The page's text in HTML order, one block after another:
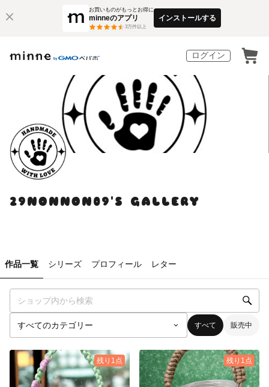
お買いものがもっとお得に
minneのアプリ
3万件以上
インストールする
ログイン
29NONNON09'S GALLERY
作品一覧 シリーズ プロフィール レター
すべて 販売中
残り1点 残り1点